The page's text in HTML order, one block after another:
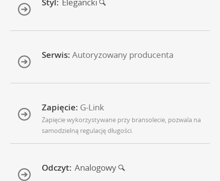
Serwis: Autoryzowany producenta
Zapięcie: G-Link
Zapięcie wykorzystywane przy bransolecie, pozwala na
samodzielną regulację długości.
Odczyt: Analogowy